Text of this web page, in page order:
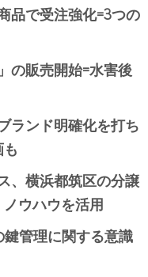
品で受注強化=3つの
の販売開始=水害後
ランド明確化を打ち
、横浜都筑区の分譲
ウハウを活用
管理に関する意識